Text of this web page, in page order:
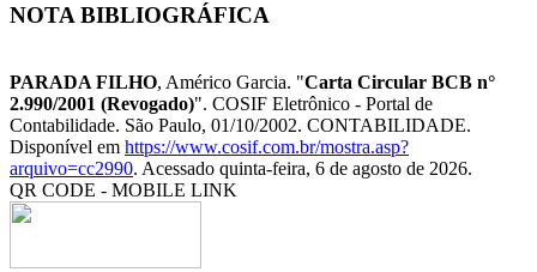
NOTA BIBLIOGRÁFICA
PARADA FILHO, Américo Garcia. "Carta Circular BCB n°
2.990/2001 (Revogado)". COSIF Eletrônico - Portal de
Contabilidade. São Paulo, 01/10/2002. CONTABILIDADE.
Disponível em https://www.cosif.com.br/mostra.asp?
arquivo=cc2990. Acessado quinta-feira, 6 de agosto de 2026.
QR CODE - MOBILE LINK